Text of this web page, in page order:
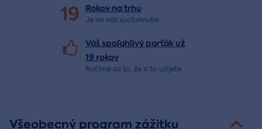
19 Rokov natrhu
Je na nás spoľahnutie
Váš spoľahlivý parťák už
19 rokov
Ručíme za to, že si to užijete
Všeobecný program zážitku